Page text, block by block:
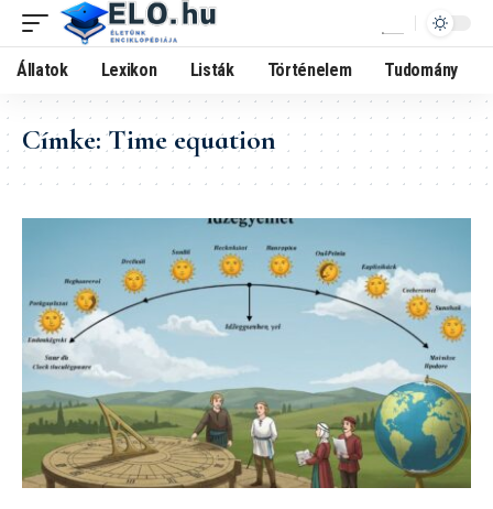
Állatok Lexikon Listák Történelem Tudomány
Címke:Time equation